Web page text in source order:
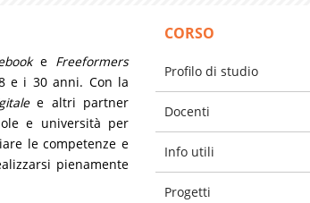
e Freeformers
e i 30 anni. Con la
e altri partner
e università per
le competenze e
pienamente
CORSO
Profilo di studio
Docenti
Info utili
Progetti